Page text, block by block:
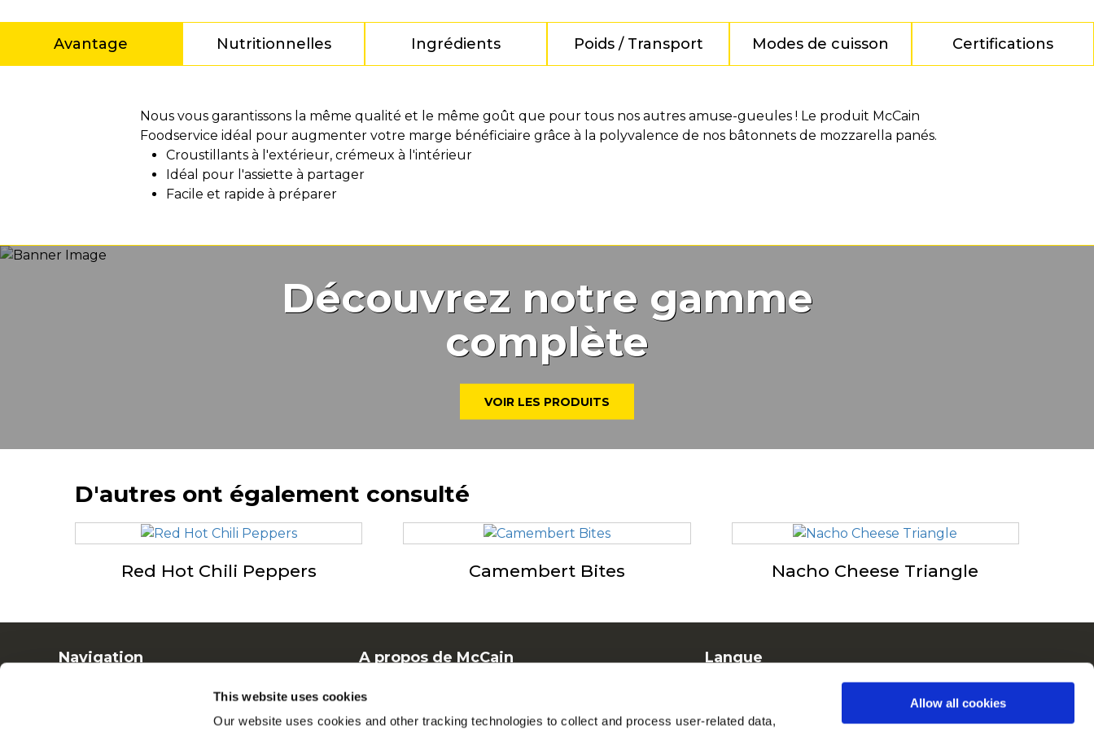
This website uses cookies
Our website uses cookies and other tracking technologies to collect and process user-related data,
Allow all cookies
Avantage Nutritionnelles Ingrédients Poids / Transport Modes de cuisson Certifications
AvantageNous vous garantissons la même qualité et le même goût que pour tous nos autres amuse-gueules ! Le produit McCain
Foodservice idéal pour augmenter votre marge bénéficiaire grâce à la polyvalence de nos bâtonnets de mozzarella panés.
Croustillants à l'extérieur, crémeux à l'intérieur
Idéal pour l'assiette à partager
Facile et rapide à préparer
Découvrez notre gamme
complète
VOIR LES PRODUITS
D'autres ont également consulté
Red Hot Chili Peppers Camembert Bites Nacho Cheese Triangle
Navigation A propos de McCain
FAQ
Langue
McCain en Europe